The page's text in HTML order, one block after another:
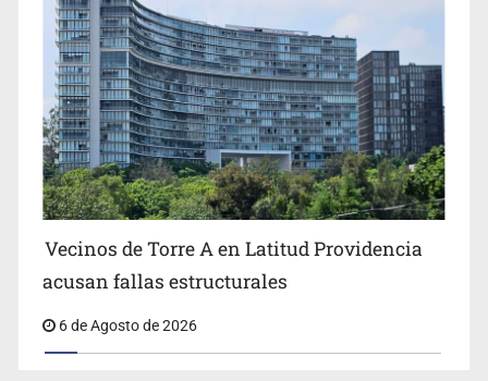
Vecinos de Torre A en Latitud Providencia
acusan fallas estructurales
6 de Agosto de 2026